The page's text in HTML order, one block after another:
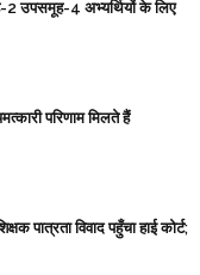
उपसमूह-4 अभ्यर्थियों के लिए
परिणाम मिलते हैं
पात्रता विवाद पहुँचा हाई कोर्ट;